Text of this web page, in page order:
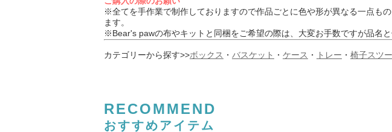
※全てを手作業で制作しておりますので作品ごとに色や形が異なる一点も
ます。
※Bear's pawの布やキットと同梱をご希望の際は、大変お手数ですが品名
カテゴリーから探す>>ボックス ・ バスケット ・ ケース ・ トレー ・ 椅子スツ
RECOMMEND
おすすめアイテム